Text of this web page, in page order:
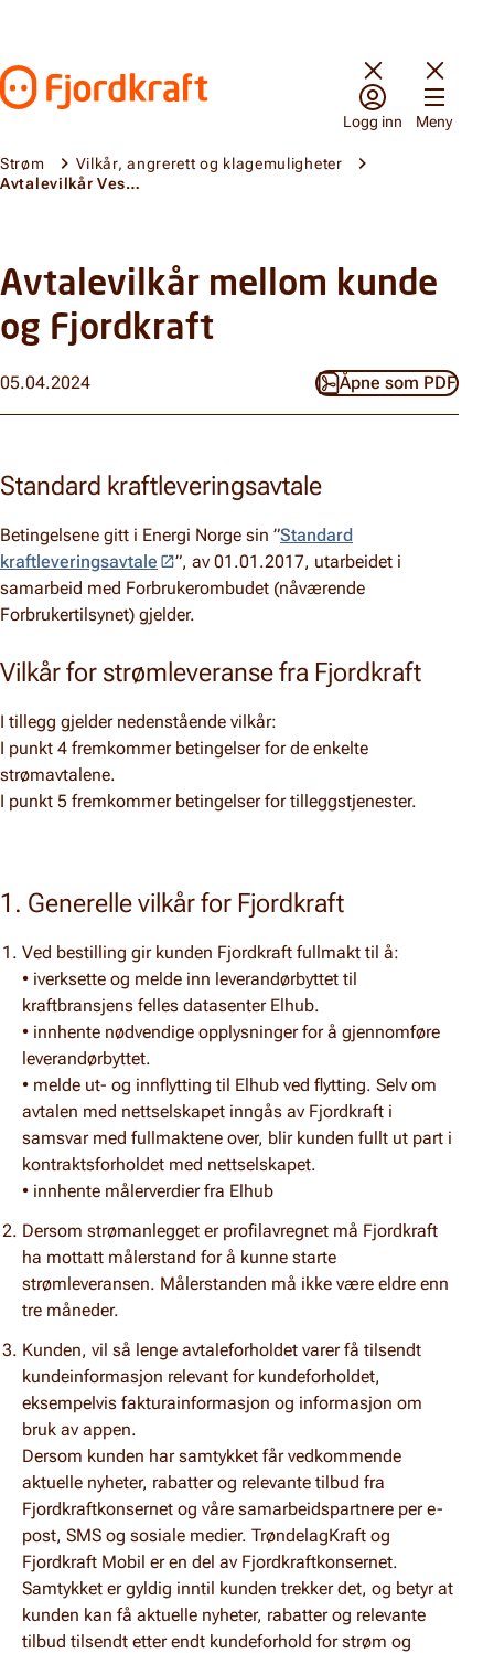
Gå til forsiden
Logg inn Meny
Strøm
Vilkår, angrerett og klagemuligheter
Avtalevilkår Vestbo Garanti
Avtalevilkår mellom kunde
og Fjordkraft
05.04.2024 Åpne som PDF
Standard kraftleveringsavtale
Betingelsene gitt i Energi Norge sin ”Standard
kraftleveringsavtale
”, av 01.01.2017, utarbeidet i
samarbeid med Forbrukerombudet (nåværende
Forbrukertilsynet) gjelder.
Vilkår for strømleveranse fra Fjordkraft
I tillegg gjelder nedenstående vilkår:
I punkt 4 fremkommer betingelser for de enkelte
strømavtalene.
I punkt 5 fremkommer betingelser for tilleggstjenester.
1. Generelle vilkår for Fjordkraft
Ved bestilling gir kunden Fjordkraft fullmakt til å:
• iverksette og melde inn leverandørbyttet til
kraftbransjens felles datasenter Elhub.
• innhente nødvendige opplysninger for å gjennomføre
leverandørbyttet.
• melde ut- og innflytting til Elhub ved flytting. Selv om
avtalen med nettselskapet inngås av Fjordkraft i
samsvar med fullmaktene over, blir kunden fullt ut part i
kontraktsforholdet med nettselskapet.
• innhente målerverdier fra Elhub
Dersom strømanlegget er profilavregnet må Fjordkraft
ha mottatt målerstand for å kunne starte
strømleveransen. Målerstanden må ikke være eldre enn
tre måneder.
Kunden, vil så lenge avtaleforholdet varer få tilsendt
kundeinformasjon relevant for kundeforholdet,
eksempelvis fakturainformasjon og informasjon om
bruk av appen.
Dersom kunden har samtykket får vedkommende
aktuelle nyheter, rabatter og relevante tilbud fra
Fjordkraftkonsernet og våre samarbeidspartnere per e-
post, SMS og sosiale medier. TrøndelagKraft og
Fjordkraft Mobil er en del av Fjordkraftkonsernet.
Samtykket er gyldig inntil kunden trekker det, og betyr at
kunden kan få aktuelle nyheter, rabatter og relevante
tilbud tilsendt etter endt kundeforhold for strøm og